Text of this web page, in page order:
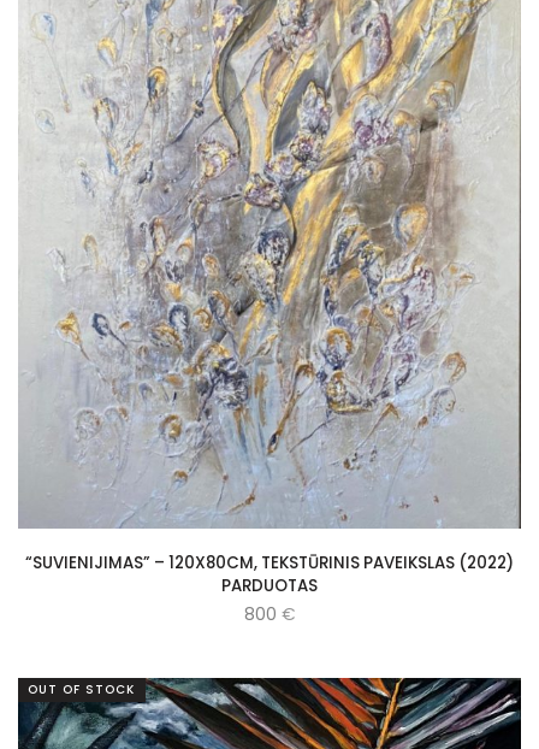
“SUVIENIJIMAS” – 120X80CM, TEKSTŪRINIS PAVEIKSLAS (2022)
PARDUOTAS
800 €
OUT OF STOCK